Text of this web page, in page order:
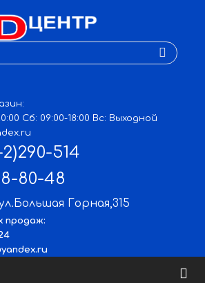
Сб: 09:00-18:00 Вс: Выходной
514
80-48
Горная,315
продаж: